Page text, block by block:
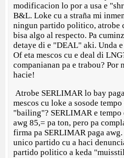
modificacion lo por a usa e
B&L. Loke cu a straña mi
ningun partido politico, atrobe
bisa algo al respecto. Pa
detaye di e "DEAL" aki. Unda
Of eta mescos cu e deal di
companianan pa e trabou? Por
hacie!
Atrobe SERLIMAR lo bay
mescos cu loke a sosode
"bailing"? SERLIMAR e tempo
awg 85,= pa ton, pero pa
firma pa SERLIMAR paga
unico partido cu a haci
partido politico a keda